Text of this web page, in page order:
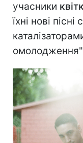
учасники
їхні нові
омолодження"